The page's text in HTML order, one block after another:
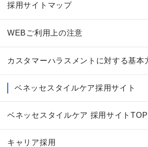
採用サイトマップ
WEBご利用上の注意
カスタマーハラスメントに対する基本
ベネッセスタイルケア採用サイト
ベネッセスタイルケア 採用サイトTOP
キャリア採用